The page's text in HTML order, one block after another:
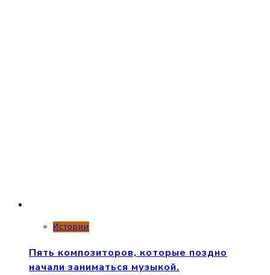
Истории
Пять композиторов, которые поздно
начали заниматься музыкой.